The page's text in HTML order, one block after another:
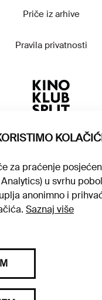
Priče iz arhive
Pravila privatnosti
za praćenje
u svrhu
anonimno i
Saznaj više